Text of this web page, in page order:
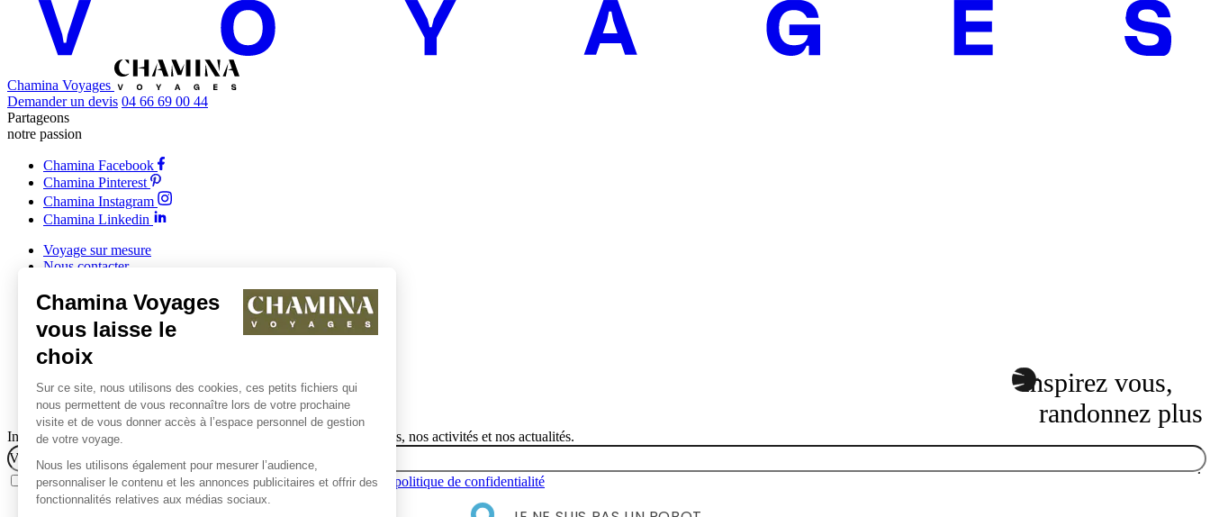
Chamina Voyages
vous laisse le
choix
Sur ce site, nous utilisons des cookies, ces petits fichiers qui
nous permettent de vous reconnaître lors de votre prochaine
visite et de vous donner accès à l’espace personnel de gestion
de votre voyage.
Nous les utilisons également pour mesurer l’audience,
personnaliser le contenu et les annonces publicitaires et offrir des
fonctionnalités relatives aux médias sociaux.
Chamina Voyages
Demander un devis 04 66 69 00 44
Partageons
notre passion
Chamina Facebook
Chamina Pinterest
Chamina Instagram
Chamina Linkedin
Voyage sur mesure
Nous contacter
Comités d'entreprise et collectivités
Clubs et associations
Inspirez vous,
randonnez plus
Inscrivez vous à notre newsletter pour suivre nos nouveaux itinéraires, nos activités et nos actualités.
Email
J’accepte de recevoir la newsletter de Chamina Voyages.Lire la politique de confidentialité